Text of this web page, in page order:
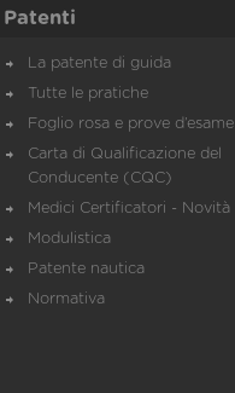
Patenti
La patente di guida
Tutte le pratiche
Foglio rosa e prove d’esame
Carta di Qualificazione del
Conducente (CQC)
Medici Certificatori - Novità
Modulistica
Patente nautica
Normativa